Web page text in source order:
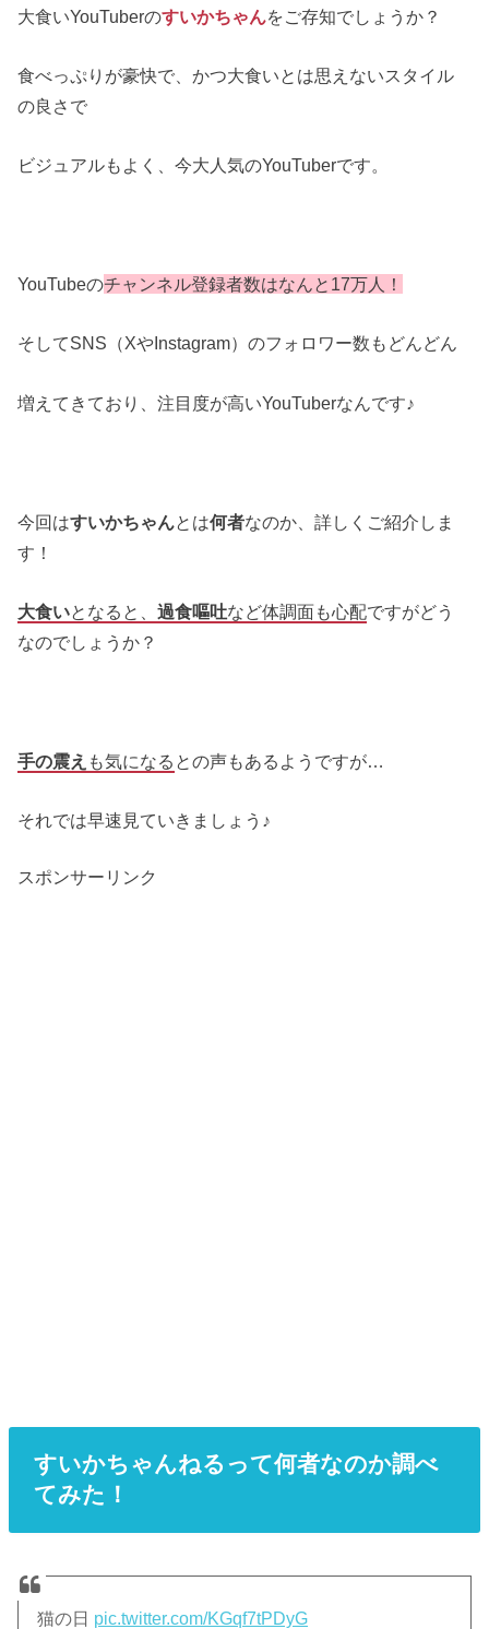
大食いYouTuberのすいかちゃんをご存知でしょうか？
食べっぷりが豪快で、かつ大食いとは思えないスタイル
の良さで
ビジュアルもよく、今大人気のYouTuberです。
YouTubeのチャンネル登録者数はなんと17万人！
そしてSNS（XやInstagram）のフォロワー数もどんどん
増えてきており、注目度が高いYouTuberなんです♪
今回はすいかちゃん とは何者なのか、詳しくご紹介しま
す！
大食いとなると、過食嘔吐など体調面も心配ですがどう
なのでしょうか？
手の震え も気になる との声もあるようですが…
それでは早速見ていきましょう♪
スポンサーリンク
すいかちゃんねるって何者なのか調べ
てみた！
猫の日 pic.twitter.com/KGqf7tPDyG